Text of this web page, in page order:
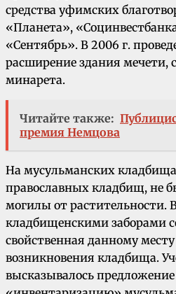
средства уфимских
«Планета»,
«Сентябрь». В 2006 г.
расширение здания мечети,
минарета.
Читайте также:
премия Немцова
На мусульманских
православных кладбищ, не
могилы от растительности. В
кладбищенскими заборами
свойственная данному
возникновения кладбища.
высказывалось